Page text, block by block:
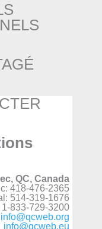
QC, Canada
418-476-2365
514-319-1676
833-729-3200
info@qcweb.org
info@qcweb.eu